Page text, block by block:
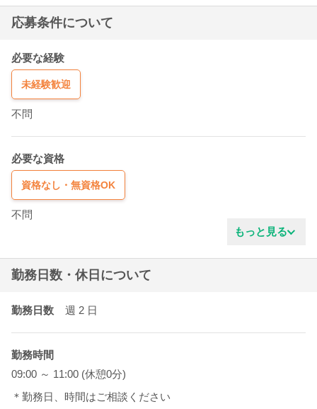
応募条件について
必要な経験
未経験歓迎
不問
必要な資格
資格なし・無資格OK
不問
もっと見る
勤務日数・休日について
勤務日数 週 2 日
勤務時間
09:00 ～ 11:00 (休憩0分)
＊勤務日、時間はご相談ください